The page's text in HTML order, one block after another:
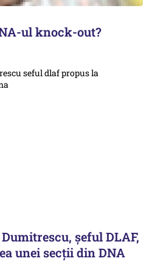
ul knock-out?
șeful DLAF,
unei secţii din DNA